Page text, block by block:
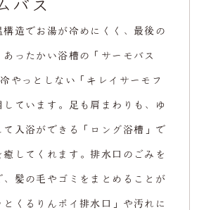
バス
構造でお湯が冷めにくく、最後の
あったかい浴槽の「サーモバス
やっとしない「キレイサーモフ
しています。足も肩まわりも、ゆ
て入浴ができる「ロング浴槽」で
癒してくれます。排水口のごみを
、髪の毛やゴミをまとめることが
とくるりんポイ排水口」や汚れに